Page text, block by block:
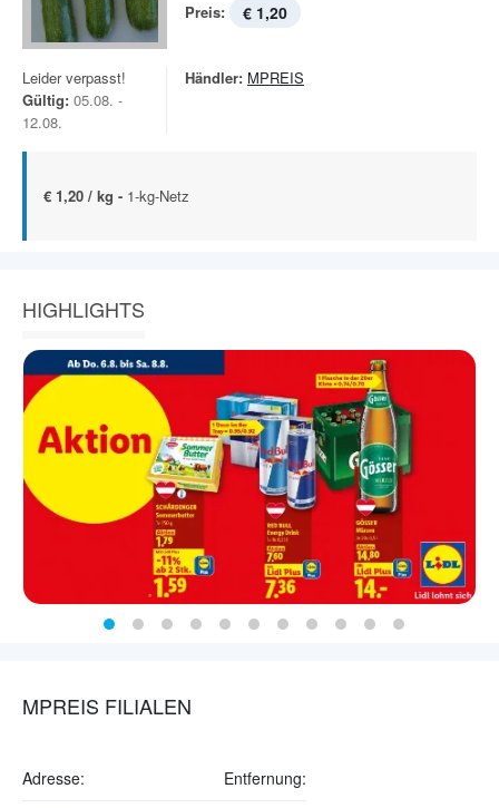
Preis: € 1,20
Leider verpasst!
Gültig: 05.08. -
12.08.
Händler: MPREIS
€ 1,20 / kg - 1-kg-Netz
HIGHLIGHTS
MPREIS FILIALEN
Adresse: Entfernung: